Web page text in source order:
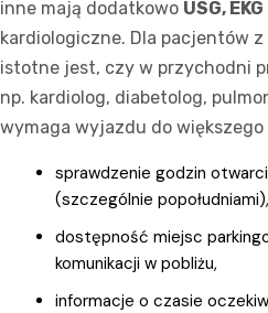
inne mają dodatkowo USG, EKG
kardiologiczne. Dla pacjentów z
istotne jest, czy w przychodni
np. kardiolog, diabetolog,
wymaga wyjazdu do większego
sprawdzenie godzin
(szczególnie popołudniami),
dostępność miejsc
komunikacji w pobliżu,
informacje o czasie